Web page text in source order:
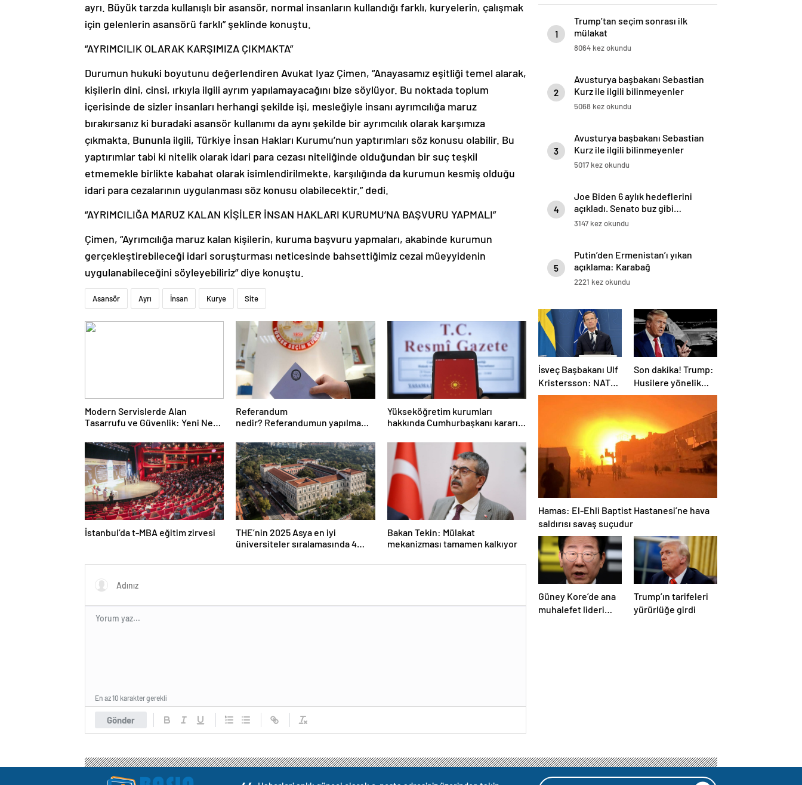
ayrı. Büyük tarzda kullanışlı bir asansör, normal insanların kullandığı farklı, kuryelerin, çalışmak
için gelenlerin asansörü farklı” şeklinde konuştu.
“AYRIMCILIK OLARAK KARŞIMIZA ÇIKMAKTA”
Durumun hukuki boyutunu değerlendiren Avukat Iyaz Çimen, “Anayasamız eşitliği temel alarak,
kişilerin dini, cinsi, ırkıyla ilgili ayrım yapılamayacağını bize söylüyor. Bu noktada toplum
içerisinde de sizler insanları herhangi şekilde işi, mesleğiyle insanı ayrımcılığa maruz
bırakırsanız ki buradaki asansör kullanımı da aynı şekilde bir ayrımcılık olarak karşımıza
çıkmakta. Bununla ilgili, Türkiye İnsan Hakları Kurumu’nun yaptırımları söz konusu olabilir. Bu
yaptırımlar tabi ki nitelik olarak idari para cezası niteliğinde olduğundan bir suç teşkil
etmemekle birlikte kabahat olarak isimlendirilmekte, karşılığında da kurumun kesmiş olduğu
idari para cezalarının uygulanması söz konusu olabilecektir.” dedi.
“AYRIMCILIĞA MARUZ KALAN KİŞİLER İNSAN HAKLARI KURUMU’NA BAŞVURU YAPMALI”
Çimen, “Ayrımcılığa maruz kalan kişilerin, kuruma başvuru yapmaları, akabinde kurumun
gerçekleştirebileceği idari soruşturması neticesinde bahsettiğimiz cezai müeyyidenin
uygulanabileceğini söyleyebiliriz” diye konuştu.
Asansör Ayrı İnsan Kurye Site
Modern Servislerde Alan
Tasarrufu ve Güvenlik: Yeni Nesil
Referandum
nedir? Referandumun yapılma
Yükseköğretim kurumları
hakkında Cumhurbaşkanı kararı
İstanbul’da t-MBA eğitim zirvesi
THE’nin 2025 Asya en iyi
üniversiteler sıralamasında 4
Bakan Tekin: Mülakat
mekanizması tamamen kalkıyor
Gönder
En az 10 karakter gerekli
1
Trump’tan seçim sonrası ilk
mülakat
8064 kez okundu
2
Avusturya başbakanı Sebastian
Kurz ile ilgili bilinmeyenler
5068 kez okundu
3
Avusturya başbakanı Sebastian
Kurz ile ilgili bilinmeyenler
5017 kez okundu
4
Joe Biden 6 aylık hedeflerini
açıkladı. Senato buz gibi…
3147 kez okundu
5
Putin’den Ermenistan’ı yıkan
açıklama: Karabağ
Azerbaycan’ın ayrılmaz bir
2221 kez okundu
İsveç Başbakanı Ulf
Kristersson: NATO
ülkeleri savunma
Son dakika! Trump:
Husilere yönelik
saldırıları
Hamas: El-Ehli Baptist Hastanesi’ne hava
saldırısı savaş suçudur
Güney Kore’de ana
muhalefet lideri
Trump’ın tarifeleri
yürürlüğe girdi